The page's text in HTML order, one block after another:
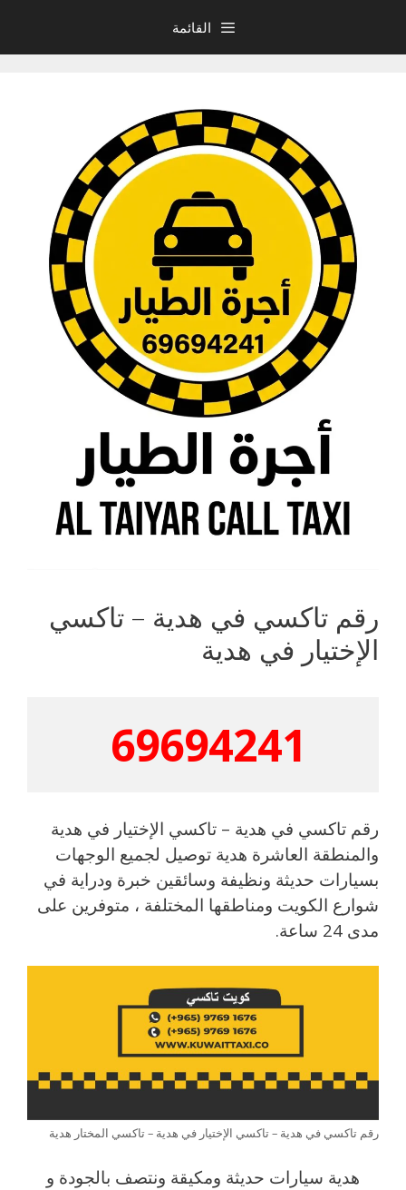
المحتوى
القائمة
رقم تاكسي في هدية – تاكسي
الإختيار في هدية
69694241
رقم تاكسي في هدية – تاكسي الإختيار في هدية
والمنطقة العاشرة هدية توصيل لجميع الوجهات
بسيارات حديثة ونظيفة وسائقين خبرة ودراية في
شوارع الكويت ومناطقها المختلفة ، متوفرين على
مدى 24 ساعة.
رقم تاكسي في هدية – تاكسي الإختيار في هدية – تاكسي المختار هدية
هدية سيارات حديثة ومكيقة ونتصف بالجودة و